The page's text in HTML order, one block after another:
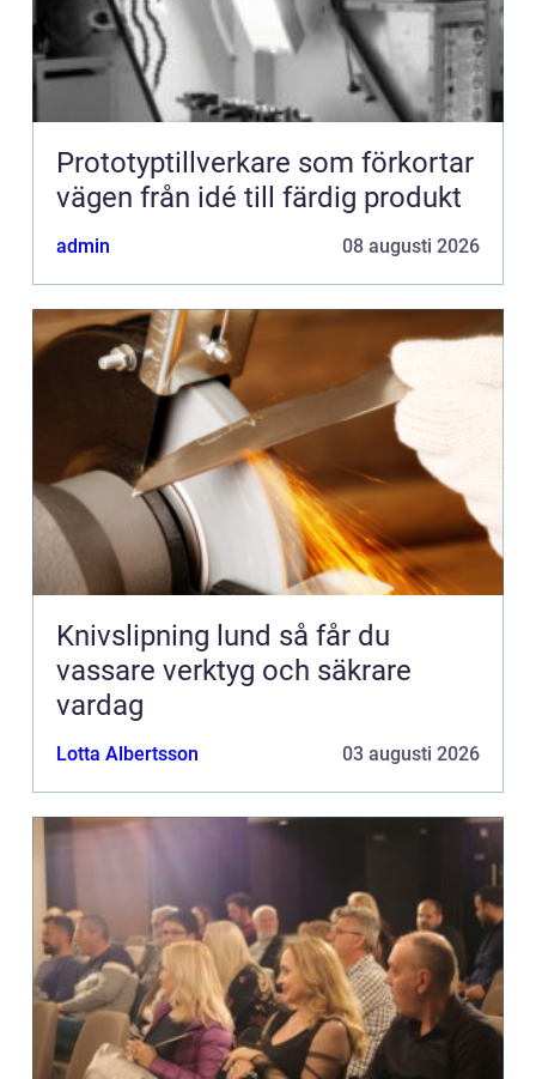
Prototyptillverkare som förkortar
vägen från idé till färdig produkt
admin 08 augusti 2026
Knivslipning lund så får du
vassare verktyg och säkrare
vardag
Lotta Albertsson 03 augusti 2026